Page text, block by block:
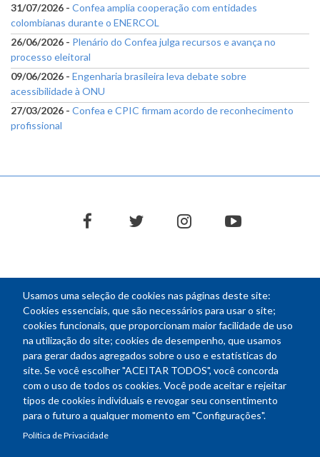
Usamos uma seleção de cookies nas páginas deste site:
Cookies essenciais, que são necessários para usar o site;
cookies funcionais, que proporcionam maior facilidade de uso
na utilização do site; cookies de desempenho, que usamos
para gerar dados agregados sobre o uso e estatísticas do
site. Se você escolher "ACEITAR TODOS", você concorda
com o uso de todos os cookies. Você pode aceitar e rejeitar
tipos de cookies individuais e revogar seu consentimento
para o futuro a qualquer momento em "Configurações".
Política de Privacidade
31/07/2026 - Confea amplia cooperação com entidades
colombianas durante o ENERCOL
26/06/2026 - Plenário do Confea julga recursos e avança no
processo eleitoral
09/06/2026 - Engenharia brasileira leva debate sobre
acessibilidade à ONU
27/03/2026 - Confea e CPIC firmam acordo de reconhecimento
profissional
facebooktwitter instagramyoutube
NEWSLETTER
Endereço: SEPN 508, Bloco A
70740-541 - Brasília-DF